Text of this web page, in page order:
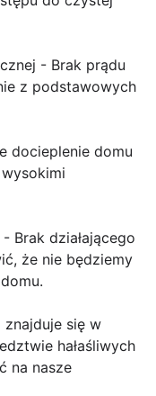
- Brak prądu
z podstawowych
docieplenie domu
Brak działającego
że nie będziemy
znajduje się w
hałaśliwych
na nasze